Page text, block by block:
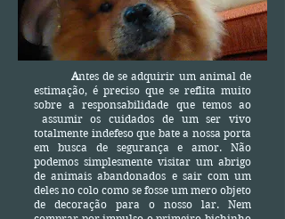
Antes de se adquirir um animal de
estimação, é preciso que se reflita muito
sobre a responsabilidade que temos ao
assumir os cuidados de um ser vivo
totalmente indefeso que bate a nossa porta
em busca de segurança e amor. Não
podemos simplesmente visitar um abrigo
de animais abandonados e sair com um
deles no colo como se fosse um mero objeto
de decoração para o nosso lar. Nem